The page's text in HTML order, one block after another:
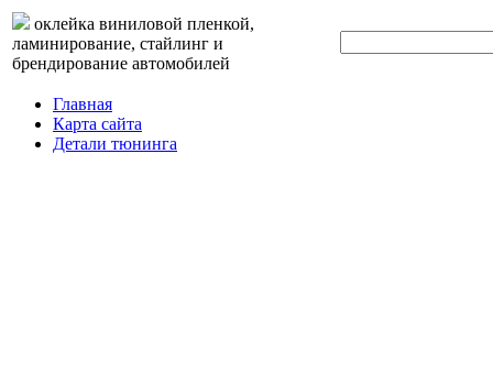
оклейка виниловой пленкой,
ламинирование, стайлинг и
брендирование автомобилей
Главная
Карта сайта
Детали тюнинга